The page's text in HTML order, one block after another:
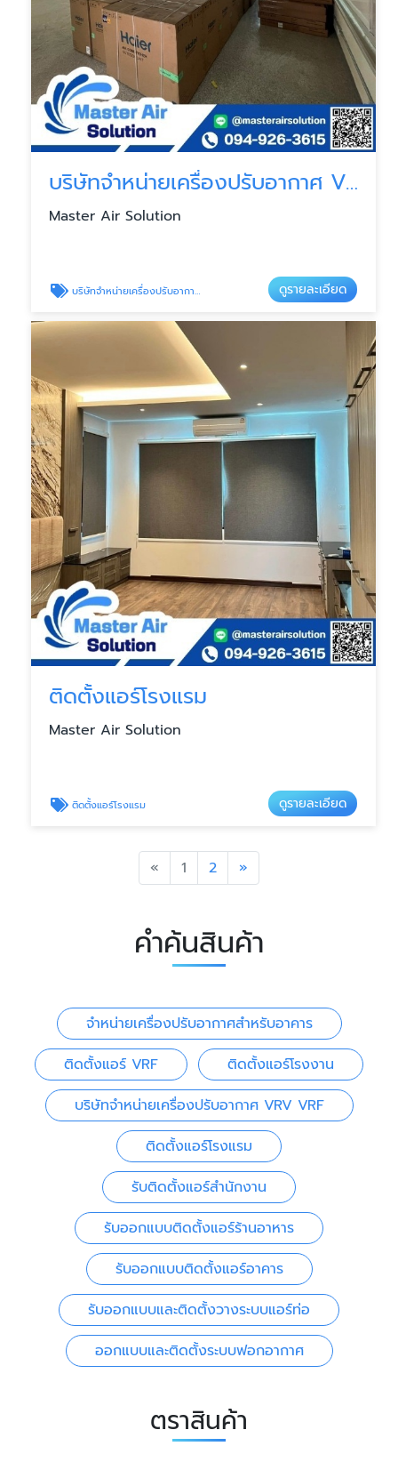
บริษัทจำหน่ายเครื่องปรับอากาศ VRV VRF
Master Air Solution
บริษัทจำหน่ายเครื่องปรับอากาศ VRV VRF ดูรายละเอียด
ติดตั้งแอร์โรงแรม
Master Air Solution
ติดตั้งแอร์โรงแรม ดูรายละเอียด
« Previous
1 2 »
คำค้นสินค้า
จำหน่ายเครื่องปรับอากาศสำหรับอาคาร
ติดตั้งแอร์ VRF
ติดตั้งแอร์โรงงาน
บริษัทจำหน่ายเครื่องปรับอากาศ VRV VRF
ติดตั้งแอร์โรงแรม
รับติดตั้งแอร์สำนักงาน
รับออกแบบติดตั้งแอร์ร้านอาหาร
รับออกแบบติดตั้งแอร์อาคาร
รับออกแบบและติดตั้งวางระบบแอร์ท่อ
ออกแบบและติดตั้งระบบฟอกอากาศ
ตราสินค้า